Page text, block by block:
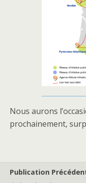
Nous aurons
prochainement,
Publication